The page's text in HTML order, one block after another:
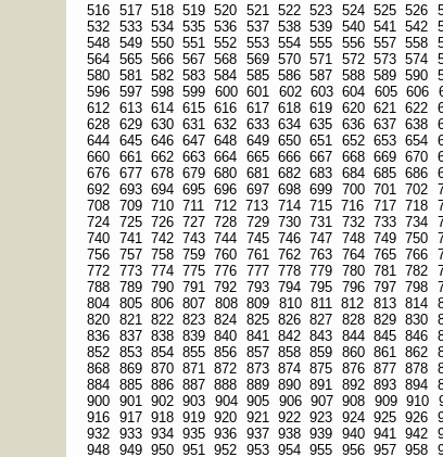
516 517 518 519 520 521 522 523 524 525 526
532 533 534 535 536 537 538 539 540 541 542
548 549 550 551 552 553 554 555 556 557 558
564 565 566 567 568 569 570 571 572 573 574
580 581 582 583 584 585 586 587 588 589 590
596 597 598 599 600 601 602 603 604 605 606
612 613 614 615 616 617 618 619 620 621 622
628 629 630 631 632 633 634 635 636 637 638
644 645 646 647 648 649 650 651 652 653 654
660 661 662 663 664 665 666 667 668 669 670
676 677 678 679 680 681 682 683 684 685 686
692 693 694 695 696 697 698 699 700 701 702
708 709 710 711 712 713 714 715 716 717 718
724 725 726 727 728 729 730 731 732 733 734
740 741 742 743 744 745 746 747 748 749 750
756 757 758 759 760 761 762 763 764 765 766
772 773 774 775 776 777 778 779 780 781 782
788 789 790 791 792 793 794 795 796 797 798
804 805 806 807 808 809 810 811 812 813 814
820 821 822 823 824 825 826 827 828 829 830
836 837 838 839 840 841 842 843 844 845 846
852 853 854 855 856 857 858 859 860 861 862
868 869 870 871 872 873 874 875 876 877 878
884 885 886 887 888 889 890 891 892 893 894
900 901 902 903 904 905 906 907 908 909 910
916 917 918 919 920 921 922 923 924 925 926
932 933 934 935 936 937 938 939 940 941 942
948 949 950 951 952 953 954 955 956 957 958